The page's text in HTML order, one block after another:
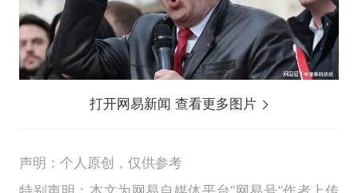
打开网易新闻 查看更多图片
声明：个人原创，仅供参考